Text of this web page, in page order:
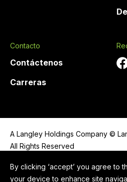
By clicking ‘accept’ you agree to
your device to enhance site
Contacto
Contáctenos
Carreras
A Langley Holdings Company ©
All Rights Reserved
Política de privacidad